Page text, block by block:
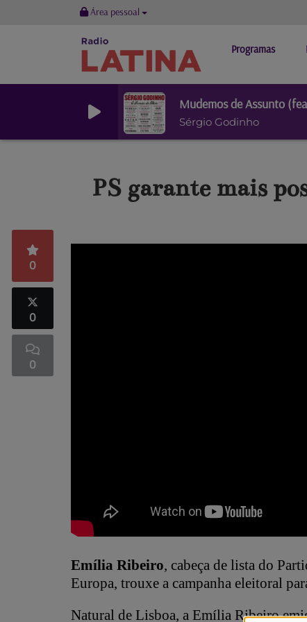
Área pessoal
Programas
Mudemos de Assunto
Sérgio Godinho
PS garante mais
0
0
0
Emília Ribeiro, cabeça de lista do
Europa, trouxe a campanha eleitoral
Natural de Lisboa, a Emília Ribeiro